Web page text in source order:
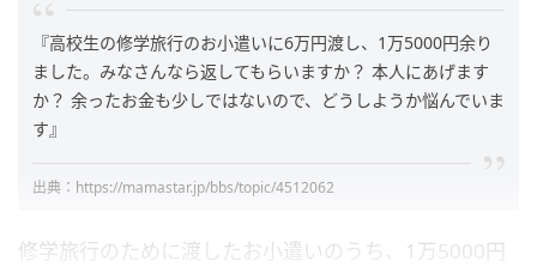
『高校生の修学旅行のお小遣いに6万円渡し、1万5000円余り
ました。みなさんなら返してもらいますか？ 本人にあげます
か？ 余ったお金も少しではないので、どうしようか悩んでいま
す』
出典：https://mamastar.jp/bbs/topic/4512062
修学旅行のために渡したお小遣いのうち、1万5000円